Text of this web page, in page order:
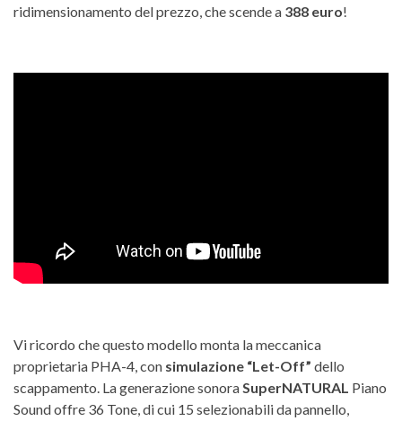
ridimensionamento del prezzo, che scende a 388 euro!
Vi ricordo che questo modello monta la meccanica
proprietaria PHA-4, con simulazione “Let-Off” dello
scappamento. La generazione sonoraSuperNATURAL Piano
Sound offre 36 Tone, di cui 15 selezionabili da pannello,